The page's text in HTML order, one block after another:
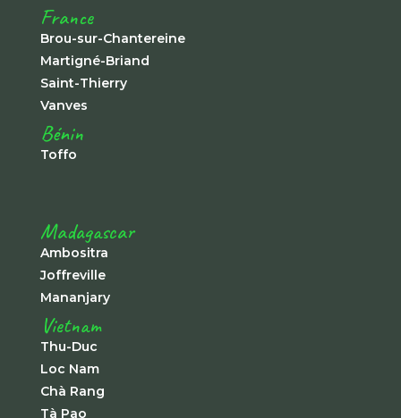
France
Brou-sur-Chantereine
Martigné-Briand
Saint-Thierry
Vanves
Bénin
Toffo
Madagascar
Ambositra
Joffreville
Mananjary
Vietnam
Thu-Duc
Loc Nam
Chà Rang
Tà Pao